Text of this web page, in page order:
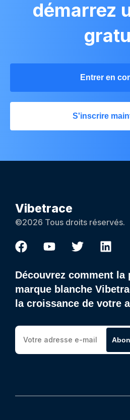
démarrez
Entrer en
S'inscrire
Vibetrace
©2026 Tous droits réservés.
Découvrez comment la
marque blanche
la croissance de votre